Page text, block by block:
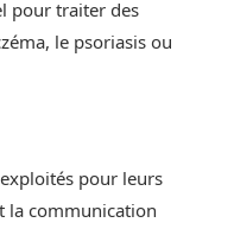
pour traiter des
le psoriasis ou
pour leurs
la communication